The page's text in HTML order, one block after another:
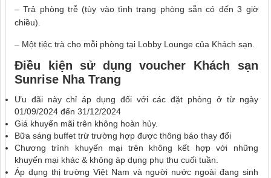
– Trả phòng trễ (tùy vào tình trạng phòng sẵn có đến 3 giờ
chiều).
– Một tiệc trà cho mỗi phòng tại Lobby Lounge của Khách sạn.
Điều kiện sử dụngvoucher Khách sạn
Sunrise Nha Trang
Ưu đãi này chỉ áp dụng đối với các đặt phòng ở từ ngày
01/09/2024 đến 31/12/2024
Giá khuyến mãi trên không hoàn hủy.
Bữa sáng buffet trừ trường hợp được thông báo thay đổi
Chương trình khuyến mại trên không kết hợp với những
khuyến mại khác & không áp dụng phụ thu cuối tuần.
Áp dụng thị trường Việt Nam và người nước ngoài đang sinh